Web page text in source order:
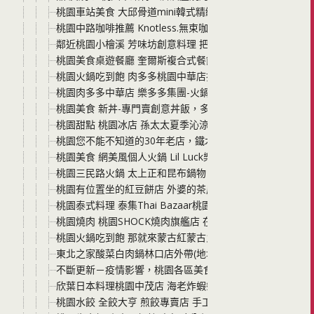
桃園車站美食 大邱骨道mini韓式精緻鍋物 不用羨慕韓劇 就
桃園中路咖啡推薦 Knotless.無束咖啡 就在壽司郎附近 環
鄰近桃園小檜溪 芳味坊創意料理 把食物原味發揮到極致美
桃園美食桌遊餐廳 奎爾斯複合式餐飲x彩虹桌遊 想放鬆一
桃園火鍋吃到飽 肉多多桃園中華店打卡就送! 每桌不限人
桃園肉多多中華店 樂多多集團-火鍋第一品牌 三人行，必
桃園美食 新丼-專門賣創意丼飯，多達26種丼飯選擇，料好
桃園甜點 桃園冰店 孫太太夏季沁涼冰菓室新開張(桃園店
桃園您不能不知道的30年老店，鐵木真麻辣鴛鴦火鍋 老店
桃園美食 網美風個人火鍋 Lil Luck樂嗑即享鍋 平價鍋與手
桃園三民路火鍋 太上正和昆布鍋物 這是第一次，我覺得自
桃園有位置坐的紅豆餅店 外婆的茶屋 有時候，就是想要坐
桃園泰式料理 泰集Thai Bazaar桃園藝文店 秋季必吃的南
桃園燒肉 桃園SHOCK燒肉旗艦店 在包廂裡盡情燒肉吃到飽
桃園火鍋吃到飽 那就來蒙古紅蒙古火鍋吧 食材新鮮 選擇
東北之家酸菜白肉鍋林口店外帶(地址在龜山) 份量超澎湃
不斷更新－疫情影響，桃園各區美食店家/餐廳，是否有推
欣葉日本料理桃園中茂店 海老炸蝦祭 5種創意炸蝦以及新
桃園水餃 全餃大亨 煎餃專賣店 手工水餃沒有味精的餃子餡